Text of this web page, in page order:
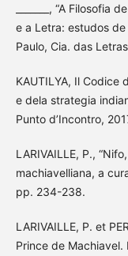
_______, “A Filosofia
e a Letra: estudos
Paulo, Cia. das
KAUTILYA, Il Codice
e dela strategia
Punto d’Incontro,
LARIVAILLE, P.,
machiavelliana, a
pp. 234-238.
LARIVAILLE, P. et
Prince de